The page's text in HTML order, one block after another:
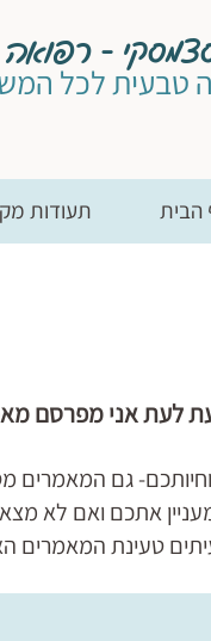
- רפואה
טבעית לכל
הבית תעודות
לעת אני מפרסם
גם המאמרים
אתכם ואם לא
טעינת המאמרים